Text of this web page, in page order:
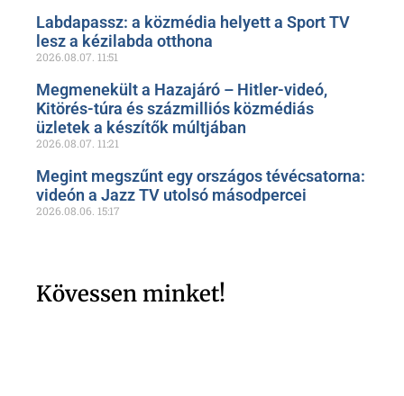
Labdapassz: a közmédia helyett a Sport TV
lesz a kézilabda otthona
2026.08.07. 11:51
Megmenekült a Hazajáró – Hitler-videó,
Kitörés-túra és százmilliós közmédiás
üzletek a készítők múltjában
2026.08.07. 11:21
Megint megszűnt egy országos tévécsatorna:
videón a Jazz TV utolsó másodpercei
2026.08.06. 15:17
Kövessen minket!